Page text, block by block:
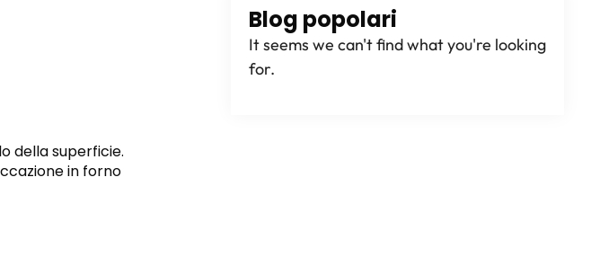
della superficie.
in forno
Blog popolari
It seems we can't find what you're looking
for.